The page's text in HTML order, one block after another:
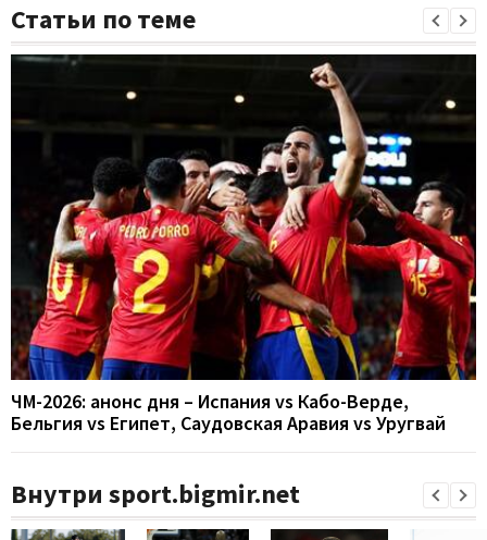
Статьи по теме
ЧМ-2026: анонс дня – Испания vs Кабо-Верде,
Бельгия vs Египет, Саудовская Аравия vs Уругвай
Внутри sport.bigmir.net